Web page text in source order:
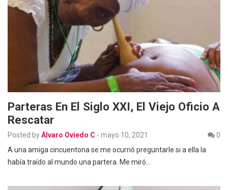
Parteras En El Siglo XXI, El Viejo Oficio A
Rescatar
Posted byÁlvaro Oviedo C - mayo 10, 2021
0
A una amiga cincuentona se me ocurrió preguntarle si a ella la
había traído al mundo una partera. Me miró…